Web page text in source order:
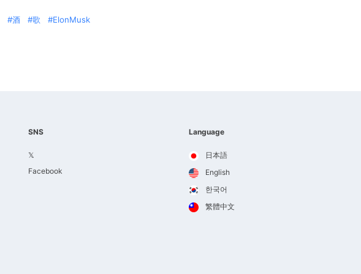
酒 歌
ElonMusk
SNS
𝕏
Facebook
Language
日本語
English
한국어
繁體中文